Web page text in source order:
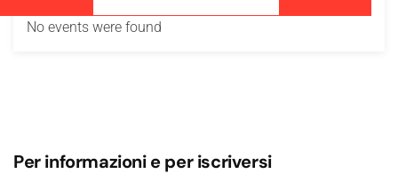
No events were found
Per informazioni e per iscriversi